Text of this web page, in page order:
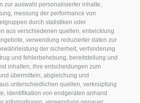
zur auswahl personalisierter inhalte,
messung der performance von
durch statistiken oder
aus verschiedenen quellen, entwicklung
verwendung reduzierter daten zur
der sicherheit, verhinderung
und fehlerbehebung, bereitstellung und
inhalten, ihre entscheidungen zum
übermitteln, abgleichung und
unterschiedlichen quellen, verknüpfung
identifikation von endgeräten anhand
UNS
/+39 0472 760608/+39 0472
632372
ratschings.it